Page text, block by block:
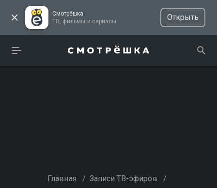
Смотрёшка
ТВ, фильмы и сериалы
Открыть
Главная / Записи ТВ-эфиров /